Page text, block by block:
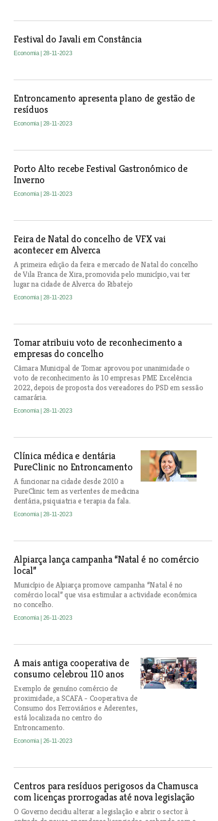
Festival do Javali em Constância
Economia | 28-11-2023
Entroncamento apresenta plano de gestão de
resíduos
Economia | 28-11-2023
Porto Alto recebe Festival Gastronómico de
Inverno
Economia | 28-11-2023
Feira de Natal do concelho de VFX vai
acontecer em Alverca
A primeira edição da feira e mercado de Natal do concelho
de Vila Franca de Xira, promovida pelo município, vai ter
lugar na cidade de Alverca do Ribatejo
Economia | 28-11-2023
Tomar atribuiu voto de reconhecimento a
empresas do concelho
Câmara Municipal de Tomar aprovou por unanimidade o
voto de reconhecimento às 10 empresas PME Excelência
2022, depois de proposta dos vereadores do PSD em sessão
camarária.
Economia | 28-11-2023
Clínica médica e dentária
PureClinic no Entroncamento
A funcionar na cidade desde 2010 a
PureClinic tem as vertentes de medicina
dentária, psiquiatria e terapia da fala.
Economia | 28-11-2023
Alpiarça lança campanha “Natal é no comércio
local”
Município de Alpiarça promove campanha “Natal é no
comércio local” que visa estimular a actividade económica
no concelho.
Economia | 26-11-2023
A mais antiga cooperativa de
consumo celebrou 110 anos
Exemplo de genuíno comércio de
proximidade, a SCAFA - Cooperativa de
Consumo dos Ferroviários e Aderentes,
está localizada no centro do
Entroncamento.
Economia | 26-11-2023
Centros para resíduos perigosos da Chamusca
com licenças prorrogadas até nova legislação
O Governo decidiu alterar a legislação e abrir o sector à